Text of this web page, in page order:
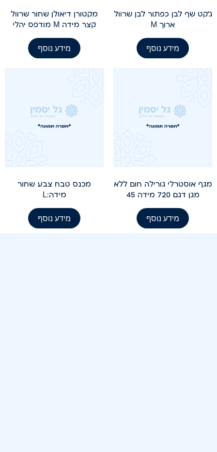
ג'קט שף לבן כפתור לבן שרוול
ארוך M
מידע נוסף
מקטורן דיאולן שחור שרוול
קצר מידה M מודפס יהלי
מידע נוסף
מגף אוסטרלי גורילה חום ללא
מגן דגם 720 מידה 45
מידע נוסף
מכנס טבח צבע שחור
מידה:L
מידע נוסף